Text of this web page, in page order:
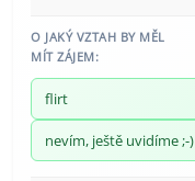
O JAKÝ VZTAH BY MĚL
MÍT ZÁJEM:
flirt
nevím, ještě uvidíme ;-)